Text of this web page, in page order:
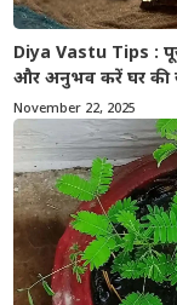
Diya Vastu Tips :
और अनुभव करें घर की
November 22, 2025